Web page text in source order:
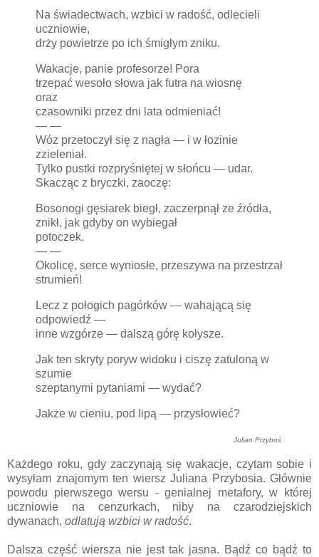
Na świadectwach, wzbici w radość, odlecieli
uczniowie,
drży powietrze po ich śmigłym zniku.
Wakacje, panie profesorze! Pora
trzepać wesoło słowa jak futra na wiosnę
oraz
czasowniki przez dni lata odmieniać!
— —
Wóz przetoczył się z nagła — i w łozinie
zzieleniał.
Tylko pustki rozpryśniętej w słońcu — udar.
Skacząc z bryczki, zaoczę:
Bosonogi gęsiarek biegł, zaczerpnął ze źródła,
znikł, jak gdyby on wybiegał
potoczek.
— —
Okolicę, serce wyniosłe, przeszywa na przestrzał
strumień!
Lecz z połogich pagórków — wahającą się
odpowiedź —
inne wzgórze — dalszą górę kołysze.
Jak ten skryty poryw widoku i ciszę zatuloną w
szumie
szeptanymi pytaniami — wydać?
Jakże w cieniu, pod lipą — przysłowieć?
Julian Przyboś
Każdego roku, gdy zaczynają się wakacje, czytam sobie i
wysyłam znajomym ten wiersz Juliana Przybosia. Głównie
powodu pierwszego wersu - genialnej metafory, w której
uczniowie na cenzurkach, niby na czarodziejskich
dywanach, odlatują wzbici w radość.
Dalsza część wiersza nie jest tak jasna. Bądź co bądź to